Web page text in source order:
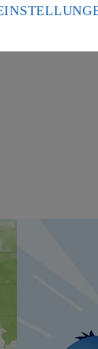
US-amerikanische